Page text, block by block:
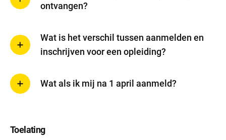
ontvangen?
Wat is het verschil tussen aanmelden en
inschrijven voor een opleiding?
Wat als ik mij na 1 april aanmeld?
Toelating